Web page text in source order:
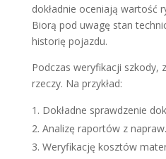
dokładnie oceniają wartość
Biorą pod uwagę stan
historię pojazdu.
Podczas weryfikacji szkody,
rzeczy. Na przykład:
Dokładne sprawdzenie
Analizę raportów z napraw.
Weryfikację kosztów